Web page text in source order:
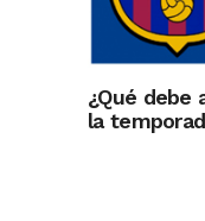
¿Qué debe
la